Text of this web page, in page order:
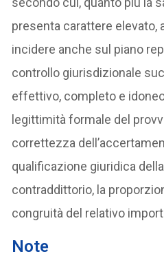
presenta carattere elevato,
incidere anche sul piano
controllo giurisdizionale
effettivo, completo e
legittimità formale del
correttezza
qualificazione giuridica
contraddittorio, la
congruità del relativo
Note